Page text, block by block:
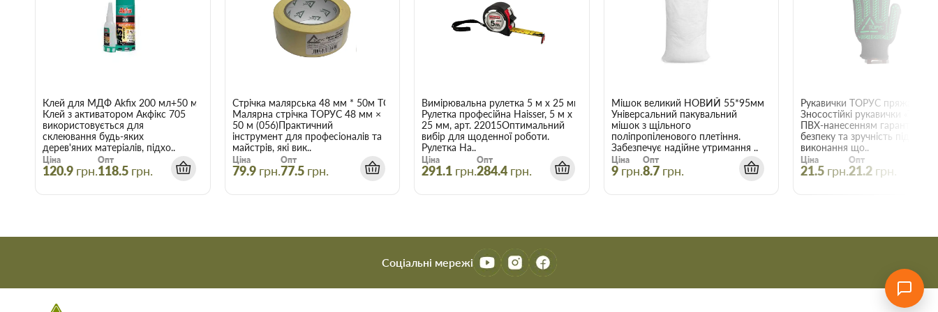
Широкий асортимент:
В наявності продукція для будівництва та ремонту в найширшому
асортименті.
Професійна консультація:
Щоб не заплутатися в тому, що вам найбільше підходить за
ціною та якістю, завжди можна зателефонувати й проконсультуватися з досвідченим
Гнучкі знижки:Діє гнучка система знижок, варто лише враховувати, що оптова ціна в
нашому інтернет-магазині починає діяти при купівлі двох і більше товарів.
Купити Вентилятор осьовий побутовий Домовент 125 ТИША Л
в Запоріжжі
Клей для МДФ Akfix 200 мл+50 мл
Клей з активатором Акфікс 705
використовується для
склеювання будь-яких
дерев'яних матеріалів, підхо..
Ціна
120.9 грн.
Опт
118.5 грн.
Стрічка малярська 48 мм * 50м ТОРУС 056
Малярна стрічка ТОРУС 48 мм ×
50 м (056)Практичний
інструмент для професіоналів та
майстрів, які вик..
Ціна
79.9 грн.
Опт
77.5 грн.
Вимірювальна рулетка 5 м x 25 мм Haisser 22015
Рулетка професійна Haisser, 5 м x
25 мм, арт. 22015Оптимальний
вибір для щоденної роботи.
Рулетка Ha..
Ціна
291.1 грн.
Опт
284.4 грн.
Мішок великий НОВИЙ 55*95мм
Універсальний пакувальний
мішок з щільного
поліпропіленового плетіння.
Забезпечує надійне утримання ..
Ціна
9 грн.
Опт
8.7 грн.
Рукавички ТОРУС пряжа
Зносостійкі рукавички
ПВХ-нанесенням гарантують
безпеку та зручність під час
виконання що..
Ціна
21.5 грн.
Опт
21.2 грн.
Соціальні мережі